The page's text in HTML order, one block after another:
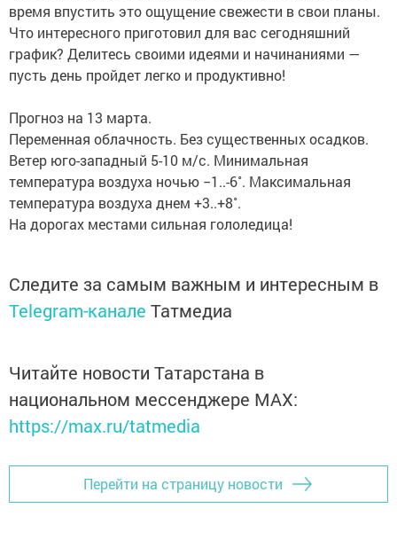
время впустить это ощущение свежести в свои планы.
Что интересного приготовил для вас сегодняшний
график? Делитесь своими идеями и начинаниями —
пусть день пройдет легко и продуктивно!
Прогноз на 13 марта.
Переменная облачность. Без существенных осадков.
Ветер юго-западный 5-10 м/с. Минимальная
температура воздуха ночью −1..-6˚. Максимальная
температура воздуха днем +3..+8˚.
На дорогах местами сильная гололедица!
Следите за самым важным и интересным в
Telegram-канале Татмедиа
Читайте новости Татарстана в
национальном мессенджере MАХ:
https://max.ru/tatmedia
Перейти на страницу новости